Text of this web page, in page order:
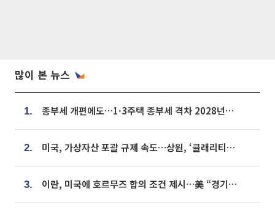
많이 본 뉴스
1. 종부세 개편에도…1·3주택 종부세 격차 2028년부터 확대
2. 미국, 가상자산 포괄 규제 속도…상원, ‘클래리티법’ 9월 절차투표 추진
3. 이란, 미국에 호르무즈 합의 조건 제시…美 “경기 아직 안 끝나” [종합]